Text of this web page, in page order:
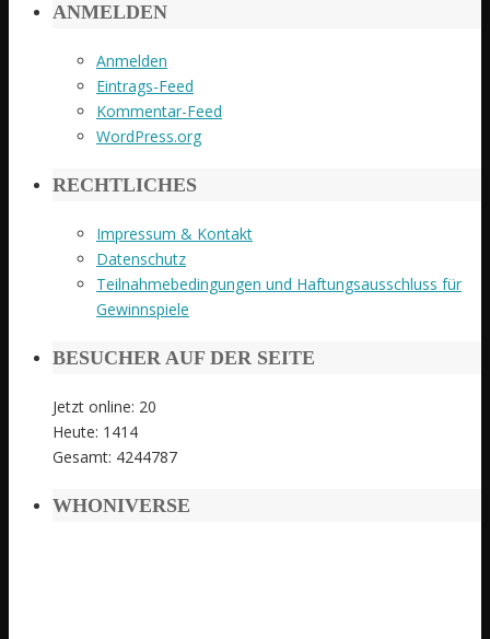
ANMELDEN
Anmelden
Eintrags-Feed
Kommentar-Feed
WordPress.org
RECHTLICHES
Impressum & Kontakt
Datenschutz
Teilnahmebedingungen und Haftungsausschluss für
Gewinnspiele
BESUCHER AUF DER SEITE
Jetzt online: 20
Heute: 1414
Gesamt: 4244787
WHONIVERSE